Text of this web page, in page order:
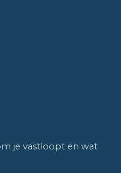
je vastloopt en wat